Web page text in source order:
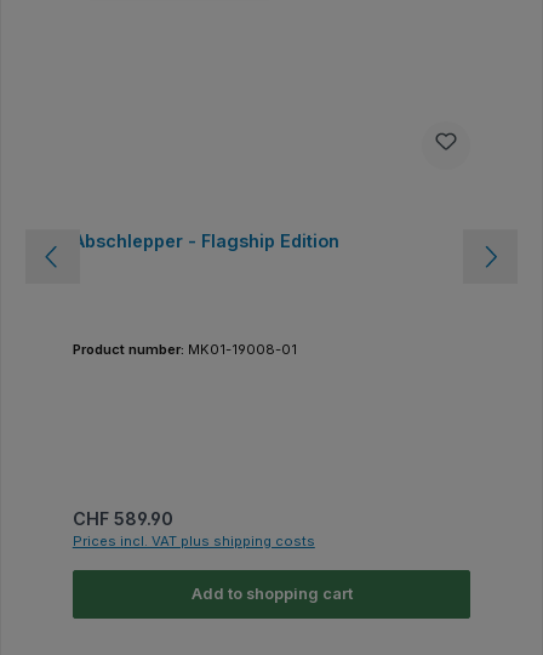
Abschlepper - Flagship Edition
Product number: MK01-19008-01
Regular price:
CHF 589.90
Prices incl. VAT plus shipping costs
Add to shopping cart